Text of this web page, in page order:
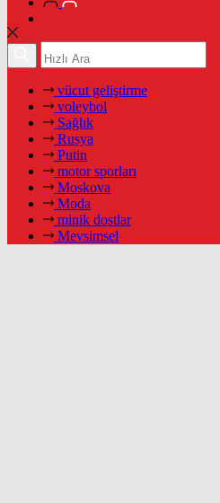
vücut geliştirme
voleybol
Sağlık
Rusya
Putin
motor sporları
Moskova
Moda
minik dostlar
Mevsimsel